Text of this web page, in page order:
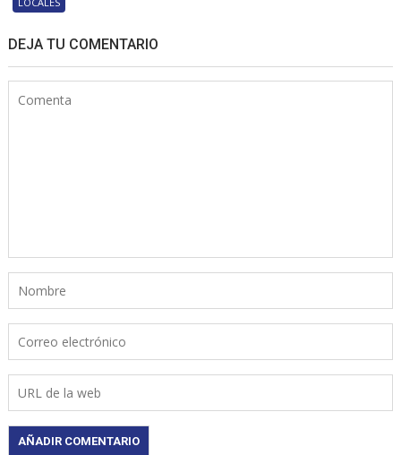
DEJA TU COMENTARIO